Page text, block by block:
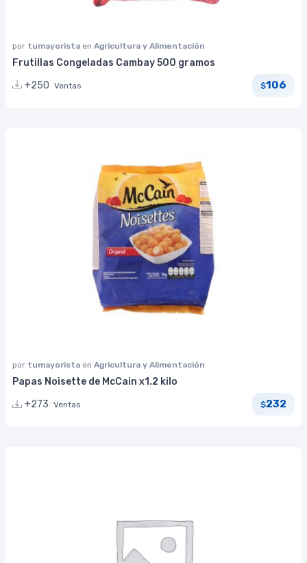
por tumayorista en Agricultura y Alimentación
Frutillas Congeladas Cambay 500 gramos
+250 Ventas $106
por tumayorista en Agricultura y Alimentación
Papas Noisette de McCain x1.2 kilo
+273 Ventas $232